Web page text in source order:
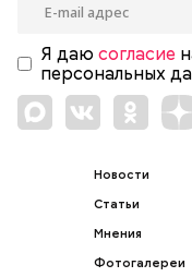
Я даю согласие
персональных
Новости
Статьи
Мнения
Фотогалереи